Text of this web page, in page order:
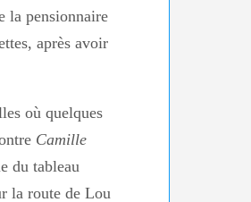
la pensionnaire
après avoir
où quelques
Camille
du tableau
la route de Lou